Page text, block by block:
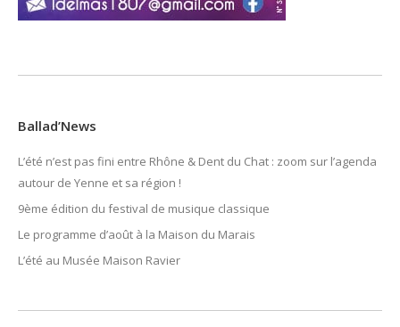
Ballad’News
L’été n’est pas fini entre Rhône & Dent du Chat : zoom sur l’agenda
autour de Yenne et sa région !
9ème édition du festival de musique classique
Le programme d’août à la Maison du Marais
L’été au Musée Maison Ravier